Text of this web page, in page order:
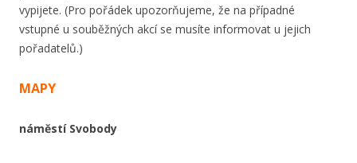
vypijete. (Pro pořádek upozorňujeme, že na případné
vstupné u souběžných akcí se musíte informovat u jejich
pořadatelů.)
MAPY
náměstí Svobody